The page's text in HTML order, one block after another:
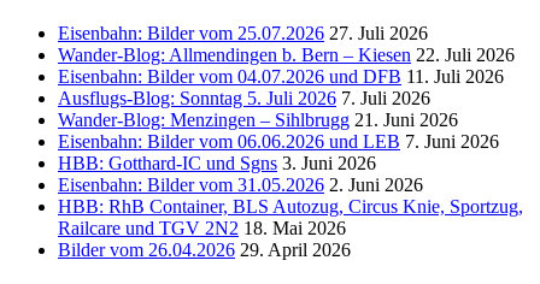
Eisenbahn: Bilder vom 25.07.2026 27. Juli 2026
Wander-Blog: Allmendingen b. Bern – Kiesen 22. Juli 2026
Eisenbahn: Bilder vom 04.07.2026 und DFB 11. Juli 2026
Ausflugs-Blog: Sonntag 5. Juli 2026 7. Juli 2026
Wander-Blog: Menzingen – Sihlbrugg 21. Juni 2026
Eisenbahn: Bilder vom 06.06.2026 und LEB 7. Juni 2026
HBB: Gotthard-IC und Sgns 3. Juni 2026
Eisenbahn: Bilder vom 31.05.2026 2. Juni 2026
HBB: RhB Container, BLS Autozug, Circus Knie, Sportzug,
Railcare und TGV 2N2 18. Mai 2026
Bilder vom 26.04.2026 29. April 2026